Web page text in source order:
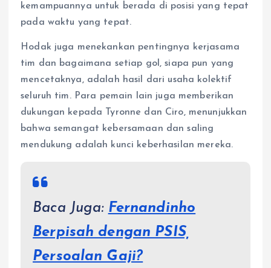
kemampuannya untuk berada di posisi yang tepat
pada waktu yang tepat.
Hodak juga menekankan pentingnya kerjasama
tim dan bagaimana setiap gol, siapa pun yang
mencetaknya, adalah hasil dari usaha kolektif
seluruh tim. Para pemain lain juga memberikan
dukungan kepada Tyronne dan Ciro, menunjukkan
bahwa semangat kebersamaan dan saling
mendukung adalah kunci keberhasilan mereka.
Baca Juga: Fernandinho
Berpisah dengan PSIS,
Persoalan Gaji?